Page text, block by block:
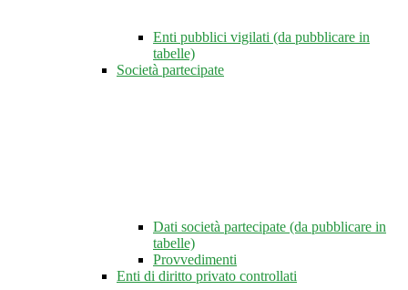
Enti pubblici vigilati (da pubblicare in
tabelle)
Società partecipate
Dati società partecipate (da pubblicare in
tabelle)
Provvedimenti
Enti di diritto privato controllati